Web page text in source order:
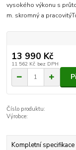
vysokého výkonu s
m. skromný a
13 990 Kč
11 562 Kč bez DPH
Číslo produktu:
Výrobce:
Kompletní specifikace